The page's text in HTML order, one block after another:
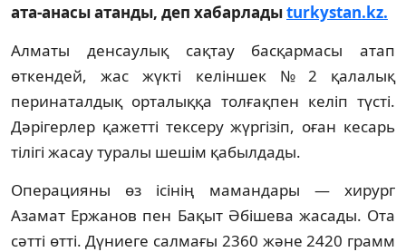
ата-анасы атанды, деп хабарладыturkystan.kz.
Алматы денсаулық сақтау басқармасы атап
өткендей, жас жүкті келіншек № 2 қалалық
перинаталдық орталыққа толғақпен келіп түсті.
Дәрігерлер қажетті тексеру жүргізіп, оған кесарь
тілігі жасау туралы шешім қабылдады.
Операцияны өз ісінің мамандары — хирург
Азамат Ержанов пен Бақыт Әбішева жасады. Ота
сәтті өтті. Дүниеге салмағы 2360 және 2420 грамм